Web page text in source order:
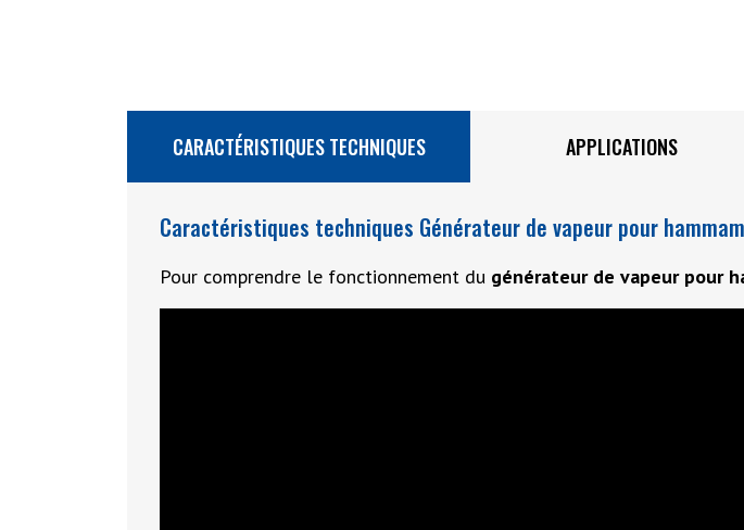
CARACTÉRISTIQUES TECHNIQUES APPLICATIONS
Caractéristiques techniques Générateur de vapeur pour
Pour comprendre le fonctionnement du générateur de vapeur pour